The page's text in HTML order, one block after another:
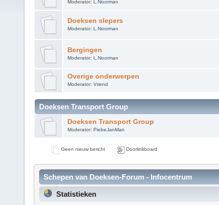
Moderator: L.Noorman
Doeksen slepers
Moderator: L.Noorman
Bergingen
Moderator: L.Noorman
Overige onderwerpen
Moderator: Vriend
Doeksen Transport Group
Doeksen Transport Group
Moderator: PiebeJanMan
Geen nieuw bericht Doorlinkboard
Schepen van Doeksen-Forum - Infocentrum
Statistieken